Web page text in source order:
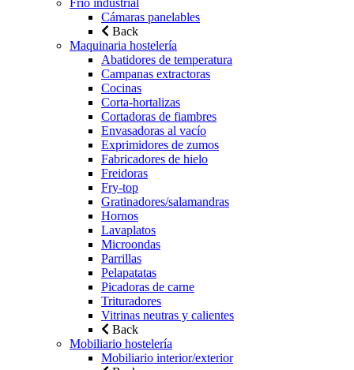
Cámaras panelables
Back
Maquinaria hostelería
Abatidores de temperatura
Campanas extractoras
Cocinas
Corta-hortalizas
Cortadoras de fiambres
Envasadoras al vacío
Exprimidores de zumos
Fabricadores de hielo
Freidoras
Fry-top
Gratinadores/salamandras
Hornos
Lavaplatos
Microondas
Parrillas
Pelapatatas
Picadoras de carne
Trituradores
Vitrinas neutras y calientes
Back
Mobiliario hostelería
Mobiliario interior/exterior